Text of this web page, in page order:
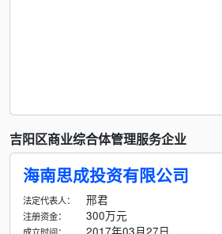
吉阳区商业综合体管理服务企业
海南思成投资有限公司
法定代表人： 邢君
注册资金： 300万元
2017年03月27日